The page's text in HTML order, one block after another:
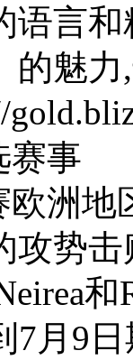
语言
的魅
赛事
洲地
攻势
7月9